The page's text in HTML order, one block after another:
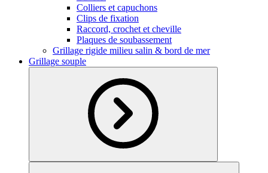
Colliers et capuchons
Clips de fixation
Raccord, crochet et cheville
Plaques de soubassement
Grillage rigide milieu salin & bord de mer
Grillage souple